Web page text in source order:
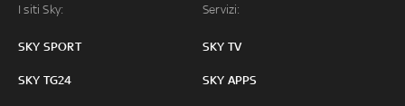
I siti Sky:
SKY SPORT
SKY TG24
Servizi:
SKY TV
SKY APPS